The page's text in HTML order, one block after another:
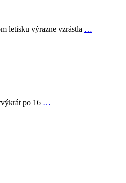
letisku výrazne vzrástla …
po 16 …